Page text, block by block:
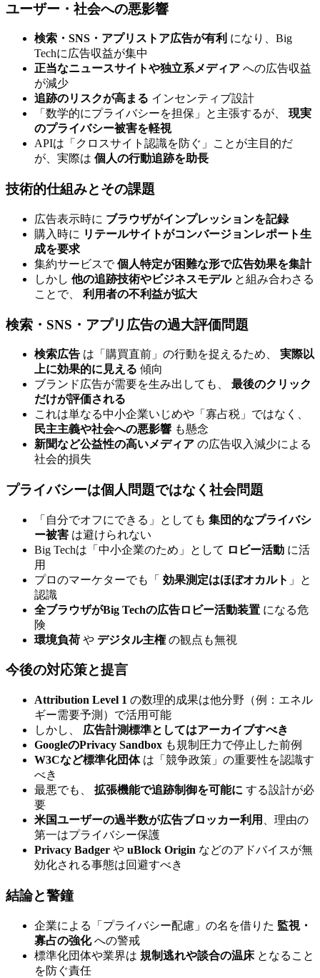
ユーザー・社会への悪影響
検索・SNS・アプリストア広告が有利 になり、Big
Techに広告収益が集中
正当なニュースサイトや独立系メディア への広告収益
が減少
追跡のリスクが高まる インセンティブ設計
「数学的にプライバシーを担保」と主張するが、 現実
のプライバシー被害を軽視
APIは「クロスサイト認識を防ぐ」ことが主目的だ
が、実際は 個人の行動追跡を助長
技術的仕組みとその課題
広告表示時に ブラウザがインプレッションを記録
購入時に リテールサイトがコンバージョンレポート生
成を要求
集約サービスで個人特定が困難な形で広告効果を集計
しかし 他の追跡技術やビジネスモデルと組み合わさる
ことで、 利用者の不利益が拡大
検索・SNS・アプリ広告の過大評価問題
検索広告 は「購買直前」の行動を捉えるため、 実際以
上に効果的に見える 傾向
ブランド広告が需要を生み出しても、 最後のクリック
だけが評価される
これは単なる中小企業いじめや「寡占税」ではなく、
民主主義や社会への悪影響 も懸念
新聞など公益性の高いメディア の広告収入減少による
社会的損失
プライバシーは個人問題ではなく社会問題
「自分でオフにできる」としても 集団的なプライバシ
ー被害 は避けられない
Big Techは「中小企業のため」として ロビー活動 に活
用
プロのマーケターでも「 効果測定はほぼオカルト 」と
認識
全ブラウザがBig Techの広告ロビー活動装置 になる危
険
環境負荷 や デジタル主権の観点も無視
今後の対応策と提言
Attribution Level 1 の数理的成果は他分野（例：エネル
ギー需要予測）で活用可能
しかし、 広告計測標準としてはアーカイブすべき
GoogleのPrivacy Sandbox も規制圧力で停止した前例
W3Cなど標準化団体は「競争政策」の重要性を認識す
べき
最悪でも、 拡張機能で追跡制御を可能に する設計が必
要
米国ユーザーの過半数が広告ブロッカー利用
、理由の
第一はプライバシー保護
Privacy Badger や uBlock Origin などのアドバイスが無
効化される事態は回避すべき
結論と警鐘
企業による「プライバシー配慮」の名を借りた 監視・
寡占の強化への警戒
標準化団体や業界は 規制逃れや談合の温床となること
を防ぐ責任